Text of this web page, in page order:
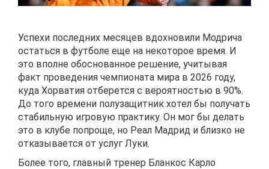
Успехи последних месяцев вдохновили Модрича
остаться в футболе еще на некоторое время. И
это вполне обоснованное решение, учитывая
факт проведения чемпионата мира в 2026 году,
куда Хорватия отберется с вероятностью в 90%.
До того времени полузащитник хотел бы получать
стабильную игровую практику. Он мог бы делать
это в клубе попроще, но Реал Мадрид и близко не
отказывается от услуг Луки.
Более того, главный тренер Бланкос Карло